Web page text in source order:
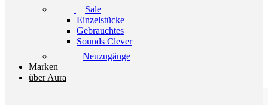
Sale
Einzelstücke
Gebrauchtes
Sounds Clever
Neuzugänge
Marken
über Aura